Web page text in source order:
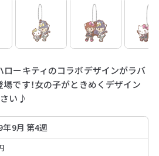
ーキティのコラボデザインがラバ
です！女の子がときめくデザイン
さい♪
年9月 第4週